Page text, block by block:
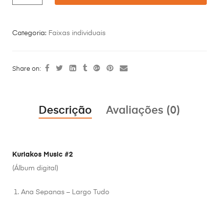
Categoria: Faixas individuais
Share on:
Descrição Avaliações (0)
Kuriakos Music #2
(Álbum digital)
Ana Sepanas – Largo Tudo